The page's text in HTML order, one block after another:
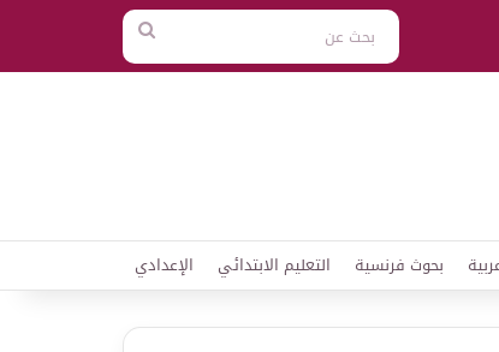
بحث
عن
بحوث فرنسية التعليم الابتدائي الإعدادي